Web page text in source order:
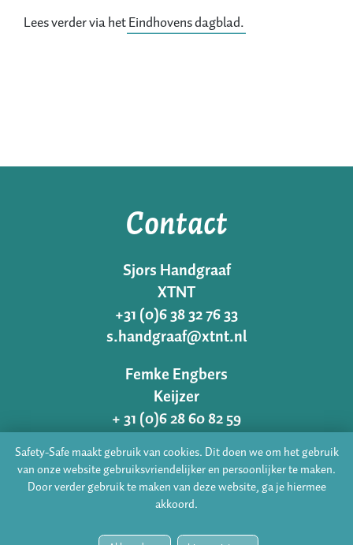
Lees verder via hetEindhovens dagblad.
Contact
Sjors Handgraaf
XTNT
+31 (0)6 38 32 76 33
s.handgraaf@xtnt.nl
Femke Engbers
Keijzer
+ 31 (0)6 28 60 82 59
femke@vankeijzer.nl
Safety-Safe maakt gebruik van cookies. Dit doen we om het gebruik
van onze website gebruiksvriendelijker en persoonlijker te maken.
Door verder gebruik te maken van deze website, ga je hiermee
akkoord.